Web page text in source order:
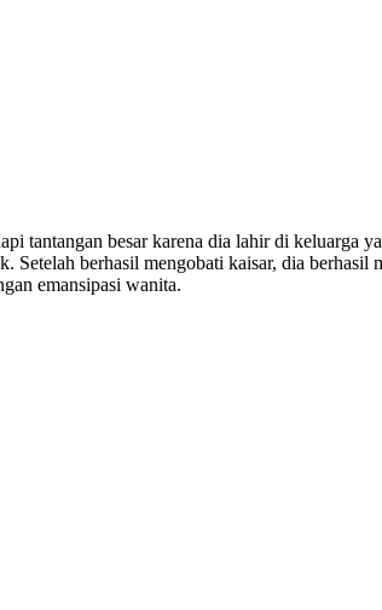
tantangan besar karena dia lahir di
berhasil mengobati kaisar, dia
emansipasi wanita.